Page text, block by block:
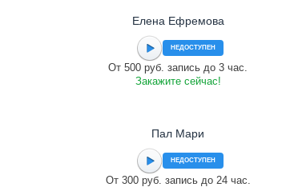
Елена Ефремова
НЕДОСТУПЕН
От 500 руб. запись до 3 час.
Закажите сейчас!
Пал Мари
НЕДОСТУПЕН
От 300 руб. запись до 24 час.